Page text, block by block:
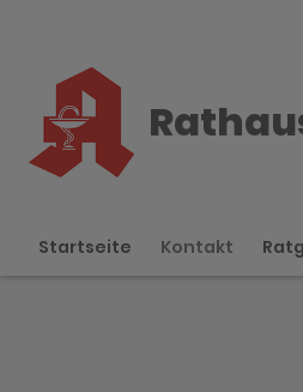
Startseite Kontakt